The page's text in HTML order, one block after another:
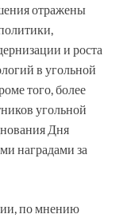
отражены
и роста
в угольной
того, более
угольной
Дня
наградами за
по мнению